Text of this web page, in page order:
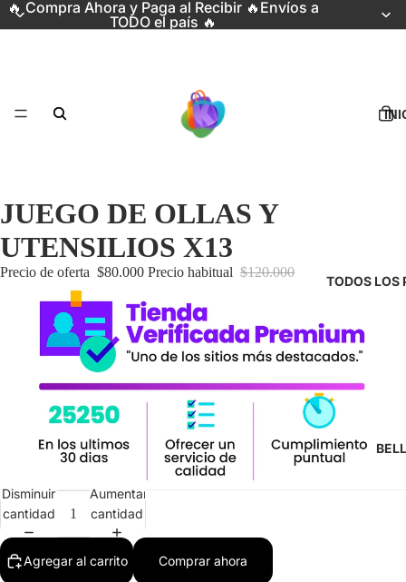
🔥 Compra Ahora y Paga al Recibir 🔥Envíos a
TODO el país 🔥
TODOS LOS
JUEGO DE OLLAS Y
UTENSILIOS X13
Precio de oferta $80.000 Precio habitual $120.000
Disminuir
cantidad
Aumentar
cantidad
Agregar al carrito Comprar ahora